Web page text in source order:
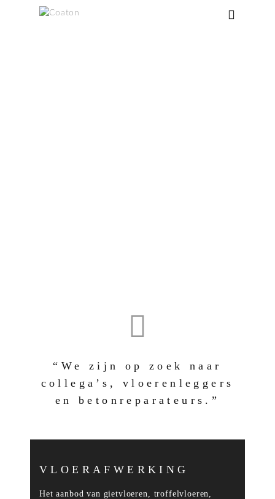
“We zijn op zoek naar
collega’s, vloerenleggers
en betonreparateurs.”
VLOERAFWERKING
Het aanbod van gietvloeren, troffelvloeren,